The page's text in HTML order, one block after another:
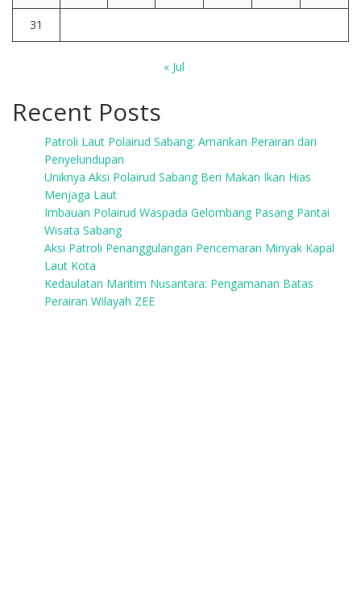
31
« Jul
Recent Posts
Patroli Laut Polairud Sabang: Amankan Perairan dari
Penyelundupan
Uniknya Aksi Polairud Sabang Beri Makan Ikan Hias
Menjaga Laut
Imbauan Polairud Waspada Gelombang Pasang Pantai
Wisata Sabang
Aksi Patroli Penanggulangan Pencemaran Minyak Kapal
Laut Kota
Kedaulatan Maritim Nusantara: Pengamanan Batas
Perairan Wilayah ZEE